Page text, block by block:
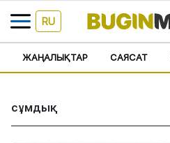
RU
ЖАҢАЛЫҚТАР САЯСАТ
сұмдық